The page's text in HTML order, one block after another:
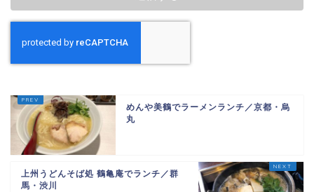
めんや美鶴でラーメンランチ／京都・烏
丸
上州うどんそば処 鶴亀庵でランチ／群
馬・渋川